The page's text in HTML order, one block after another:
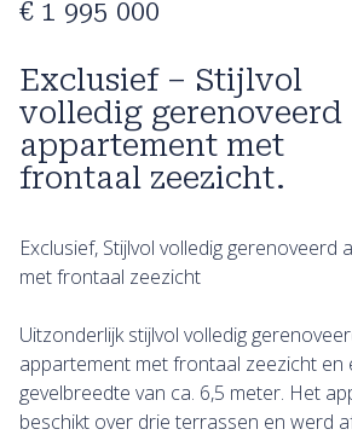
Exclusief – Stijlvol
volledig gerenoveerd
appartement met
frontaal zeezicht.
€ 1 995 000
Exclusief, Stijlvol volledig gerenoveerd
met frontaal zeezicht
Uitzonderlijk stijlvol volledig
appartement met frontaal zeezicht en
gevelbreedte van ca. 6,5 meter. Het
beschikt over drie terrassen en werd